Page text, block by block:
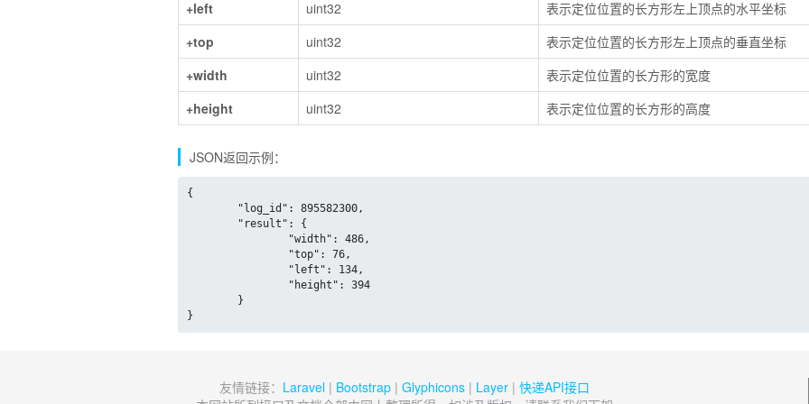
+left uint32
表示定位位置的长方形左上顶点的水平坐标
+top
uint32
表示定位位置的长方形左上顶点的垂直坐标
+width
uint32
表示定位位置的长方形的宽度
+height
uint32 表示定位位置的长方形的高度
JSON返回示例：
{
}
友情链接： Laravel| Bootstrap| Glyphicons| Layer| 快递API接口